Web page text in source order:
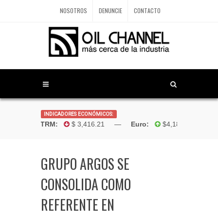
NOSOTROS DENUNCIE CONTACTO
INDICADORES ECONÓMICOS:
Dólar TRM: $ 3,416.21 —Euro: $4,181.96 —
GRUPO ARGOS SE
CONSOLIDA COMO
REFERENTE EN